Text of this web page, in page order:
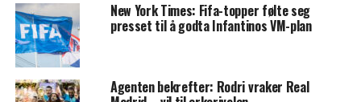
New York Times: Fifa-topper følte seg
presset til å godta Infantinos VM-plan
Agenten bekrefter: Rodri vraker Real